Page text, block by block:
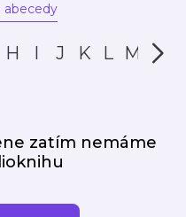
abecedy
H I J K L M N
zatím nemáme